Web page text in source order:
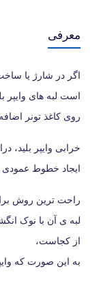
معرفی
اگر در شارژ یا
است لبه های
روی کاغذ تونر
خرابی وایپر بلید،
ایجاد خطوط
راحت ترین روش
لبه ی آن با نوک
از کجاست،
به این صورت که